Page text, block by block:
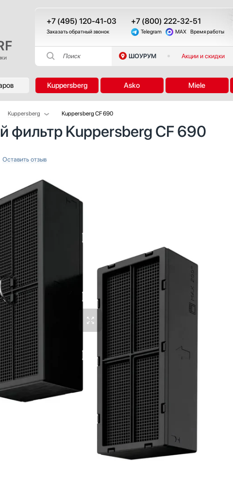
+7 (495) 120-41-03
Заказать обратный звонок
+7 (800) 222-32-51
Telegram MAX Время работы
Поиск ШОУРУМ Акции и скидки
Kuppersberg Asko Miele
отходов
фритюрницы и грили
Kuppersberg
AEG
Asko
BORA
BORK
Bosch
De Dietrich
Dometic
Electrolux
Elica
EuroCave
Faber
Falmec
Festivo
Franke
Fulgor Milano
Gaggenau
Gorenje
Haier
Ilve
Kuppersberg CF 690
фильтр Kuppersberg CF 690
Оставить отзыв